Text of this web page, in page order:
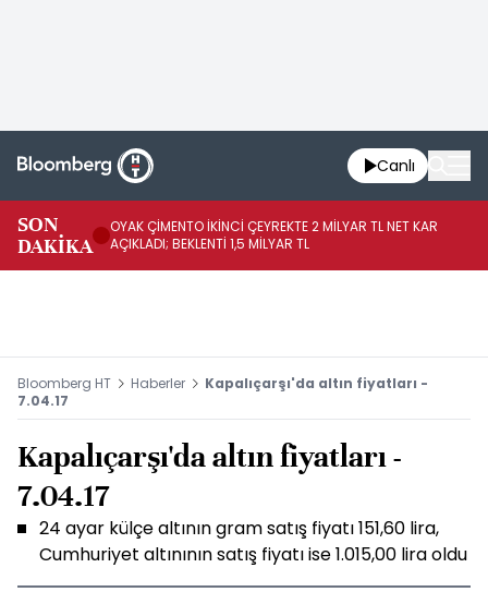
Canlı
SON
DAKİKA
OYAK ÇİMENTO İKİNCİ ÇEYREKTE 2 MİLYAR TL NET KAR
AÇIKLADI; BEKLENTİ 1,5 MİLYAR TL
Bloomberg HT Haberler
Kapalıçarşı'da altın fiyatları -
7.04.17
Kapalıçarşı'da altın fiyatları -
7.04.17
24 ayar külçe altının gram satış fiyatı 151,60 lira,
Cumhuriyet altınının satış fiyatı ise 1.015,00 lira oldu